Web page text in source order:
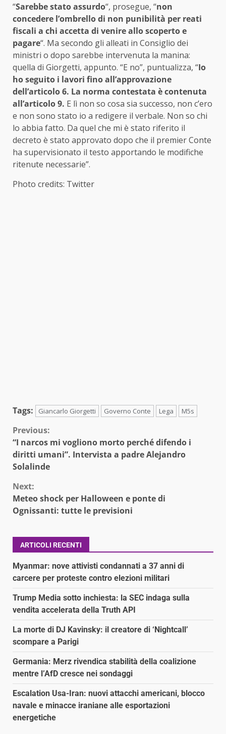
“Sarebbe stato assurdo“, prosegue, “non
concedere l’ombrello di non punibilità per reati
fiscali a chi accetta di venire allo scoperto e
pagare“. Ma secondo gli alleati in Consiglio dei
ministri o dopo sarebbe intervenuta la manina:
quella di Giorgetti, appunto. “E no”, puntualizza, “Io
ho seguito i lavori fino all’approvazione
dell’articolo 6. La norma contestata è contenuta
all’articolo 9. E lì non so cosa sia successo, non c’ero
e non sono stato io a redigere il verbale. Non so chi
lo abbia fatto. Da quel che mi è stato riferito il
decreto è stato approvato dopo che il premier Conte
ha supervisionato il testo apportando le modifiche
ritenute necessarie”.
Photo credits: Twitter
Tags: Giancarlo Giorgetti Governo Conte Lega M5s
Continue
Reading
Previous:
“I narcos mi vogliono morto perché difendo i
diritti umani”. Intervista a padre Alejandro
Solalinde
Next:
Meteo shock per Halloween e ponte di
Ognissanti: tutte le previsioni
ARTICOLI RECENTI
Myanmar: nove attivisti condannati a 37 anni di
carcere per proteste contro elezioni militari
Trump Media sotto inchiesta: la SEC indaga sulla
vendita accelerata della Truth API
La morte di DJ Kavinsky: il creatore di ‘Nightcall’
scompare a Parigi
Germania: Merz rivendica stabilità della coalizione
mentre l’AfD cresce nei sondaggi
Escalation Usa-Iran: nuovi attacchi americani, blocco
navale e minacce iraniane alle esportazioni
energetiche